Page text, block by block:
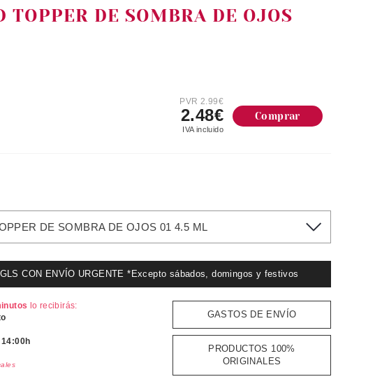
TOPPER DE SOMBRA DE OJOS
PVR 2.99€
2.48€
IVA incluido
Comprar
DE SOMBRA DE OJOS 01 4.5 ML
CON ENVÍO URGENTE *Excepto sábados, domingos y festivos
lo recibirás:
GASTOS DE ENVÍO
PRODUCTOS 100%
ORIGINALES